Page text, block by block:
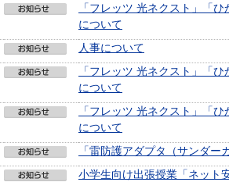
「フレッツ 光ネクスト」「
について
人事について
「フレッツ 光ネクスト」「
について
「フレッツ 光ネクスト」「
について
「雷防護アダプタ（サンダ
小学生向け出張授業「ネット